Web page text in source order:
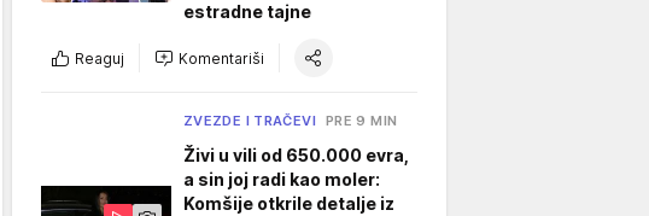
estradne tajne
Reaguj Komentariši
ZVEZDE I TRAČEVI PRE 9 MIN
Živi u vili od 650.000 evra,
a sin joj radi kao moler:
Komšije otkrile detalje iz